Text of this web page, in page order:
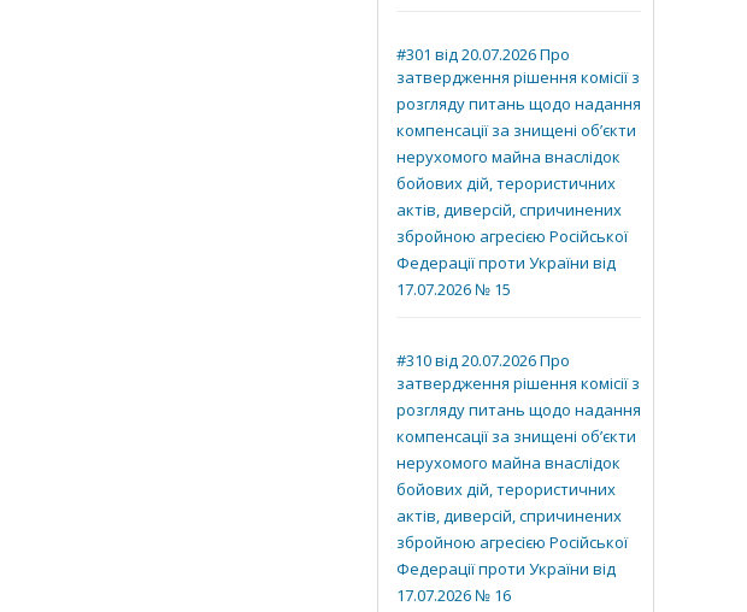
#301 від 20.07.2026 Про
затвердження рішення комісії з
розгляду питань щодо надання
компенсації за знищені об’єкти
нерухомого майна внаслідок
бойових дій, терористичних
актів, диверсій, спричинених
збройною агресією Російської
Федерації проти України від
17.07.2026 № 15
#310 від 20.07.2026 Про
затвердження рішення комісії з
розгляду питань щодо надання
компенсації за знищені об’єкти
нерухомого майна внаслідок
бойових дій, терористичних
актів, диверсій, спричинених
збройною агресією Російської
Федерації проти України від
17.07.2026 № 16